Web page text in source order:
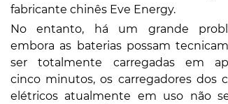
fabricante chinês Eve Energy.
No entanto, há um grande
embora as baterias possam
ser totalmente carregadas em
cinco minutos, os carregadores dos
elétricos atualmente em uso não